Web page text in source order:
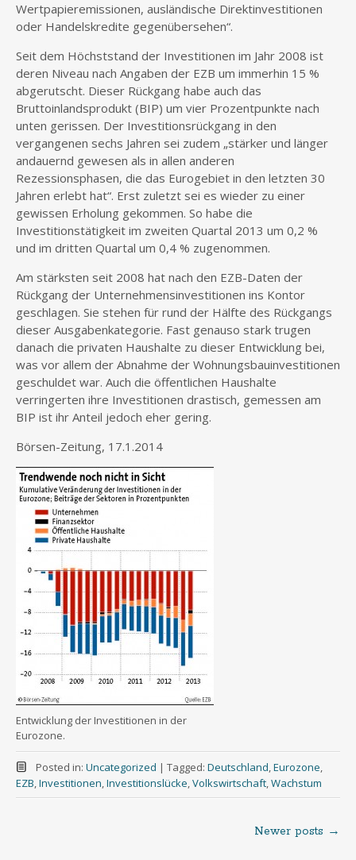
Wertpapieremissionen, ausländische Direktinvestitionen
oder Handelskredite gegenübersehen“.
Seit dem Höchststand der Investitionen im Jahr 2008 ist
deren Niveau nach Angaben der EZB um immerhin 15 %
abgerutscht. Dieser Rückgang habe auch das
Bruttoinlandsprodukt (BIP) um vier Prozentpunkte nach
unten gerissen. Der Investitionsrückgang in den
vergangenen sechs Jahren sei zudem „stärker und länger
andauernd gewesen als in allen anderen
Rezessionsphasen, die das Eurogebiet in den letzten 30
Jahren erlebt hat“. Erst zuletzt sei es wieder zu einer
gewissen Erholung gekommen. So habe die
Investitionstätigkeit im zweiten Quartal 2013 um 0,2 %
und im dritten Quartal um 0,4 % zugenommen.
Am stärksten seit 2008 hat nach den EZB-Daten der
Rückgang der Unternehmensinvestitionen ins Kontor
geschlagen. Sie stehen für rund der Hälfte des Rückgangs
dieser Ausgabenkategorie. Fast genauso stark trugen
danach die privaten Haushalte zu dieser Entwicklung bei,
was vor allem der Abnahme der Wohnungsbauinvestitionen
geschuldet war. Auch die öffentlichen Haushalte
verringerten ihre Investitionen drastisch, gemessen am
BIP ist ihr Anteil jedoch eher gering.
Börsen-Zeitung, 17.1.2014
Entwicklung der Investitionen in der
Eurozone.
Posted in: Uncategorized | Tagged: Deutschland,Eurozone,
EZB,Investitionen,Investitionslücke,Volkswirtschaft,Wachstum
Newer posts →